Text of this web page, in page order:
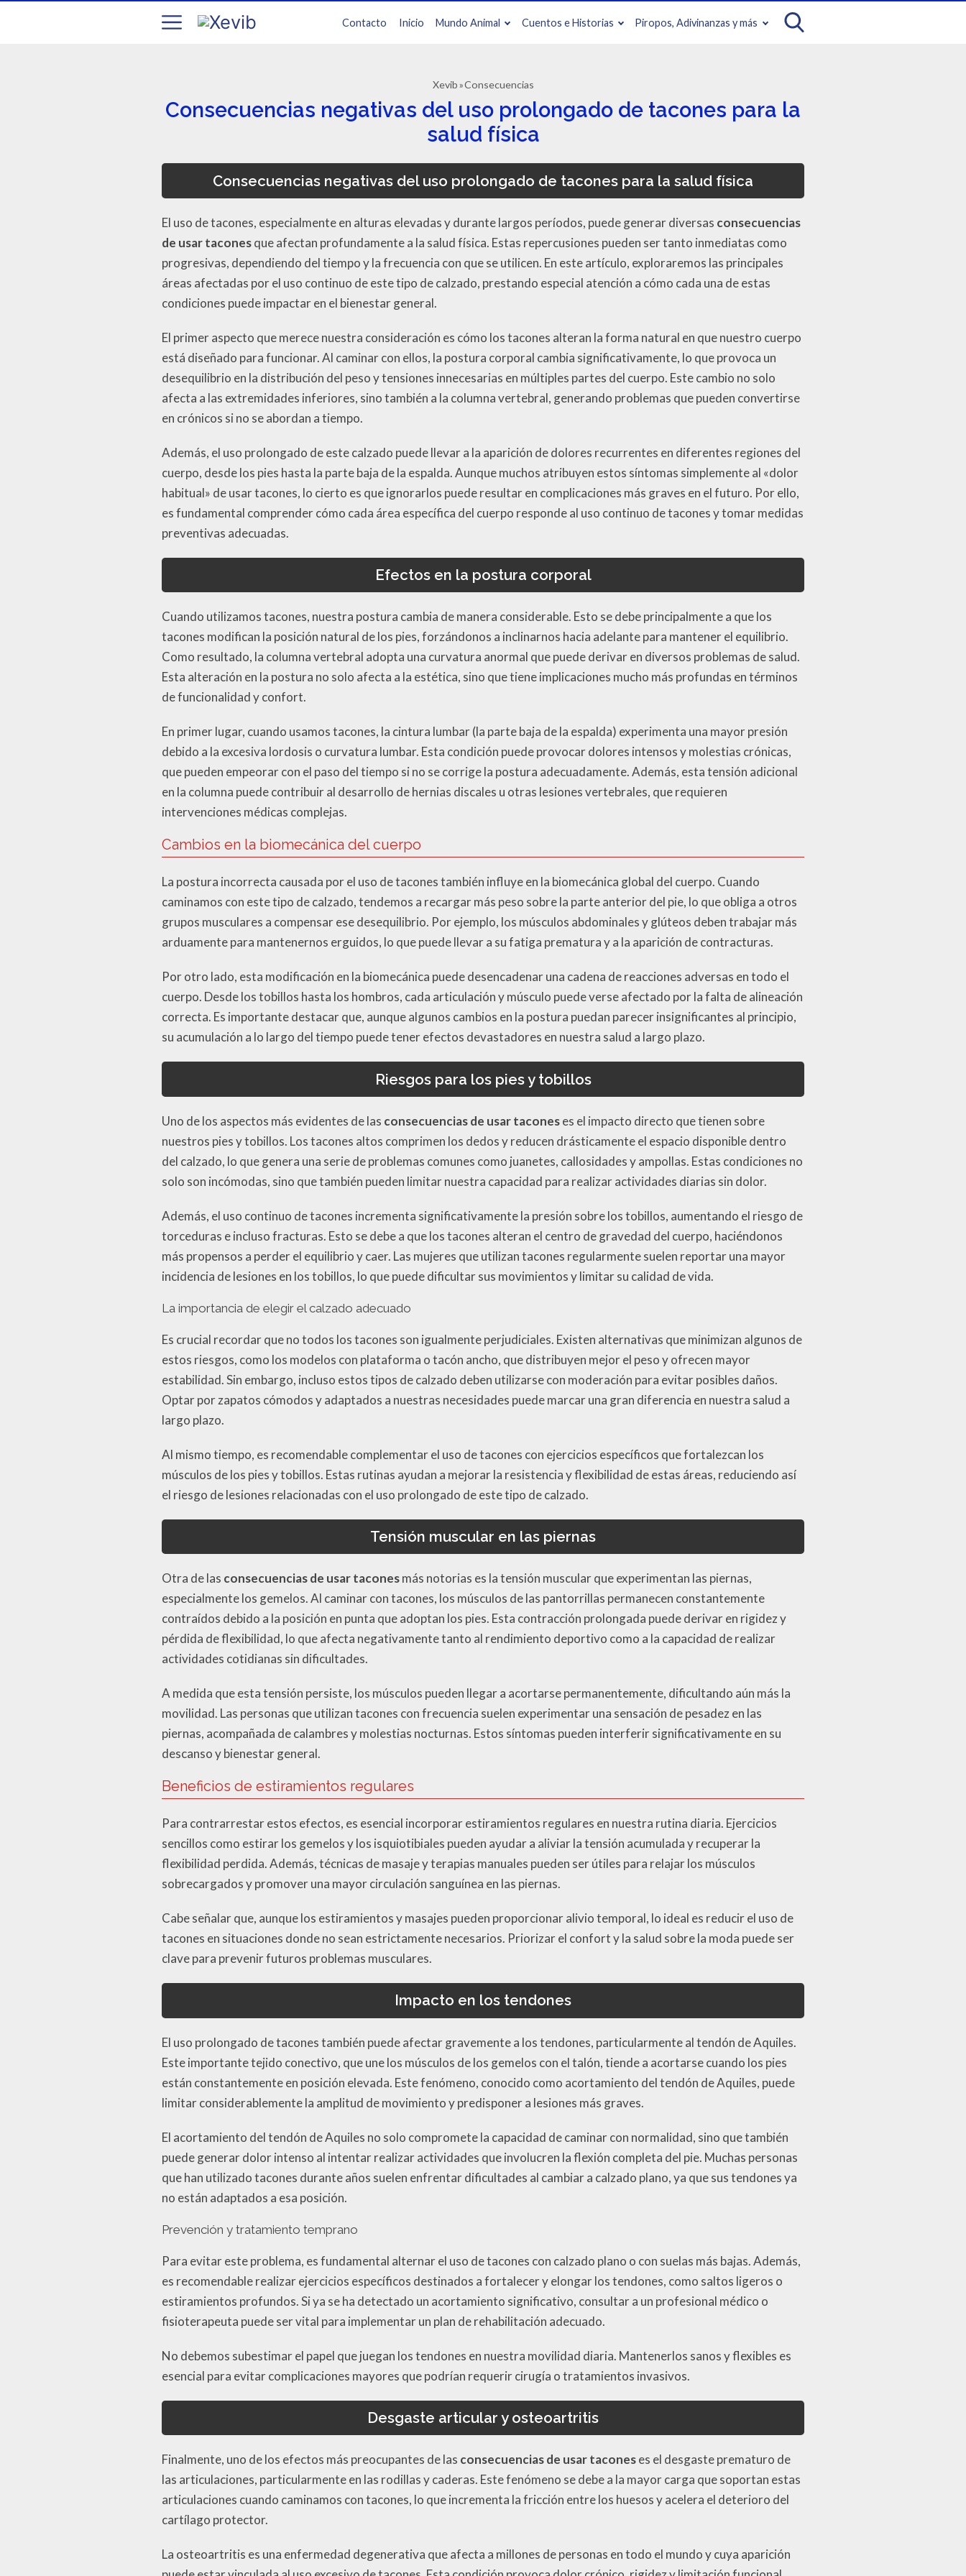
Contacto Inicio Mundo Animal Cuentos e Historias Piropos, Adivinanzas y más
Xevib Consecuencias
Consecuencias negativas del uso prolongado de tacones para la
salud física
Consecuencias negativas del uso prolongado de tacones para la salud física
El uso de tacones, especialmente en alturas elevadas y durante largos períodos, puede generar diversas consecuencias
de usar taconesque afectan profundamente a la salud física. Estas repercusiones pueden ser tanto inmediatas como
progresivas, dependiendo del tiempo y la frecuencia con que se utilicen. En este artículo, exploraremos las principales
áreas afectadas por el uso continuo de este tipo de calzado, prestando especial atención a cómo cada una de estas
condiciones puede impactar en el bienestar general.
El primer aspecto que merece nuestra consideración es cómo los tacones alteran la forma natural en que nuestro cuerpo
está diseñado para funcionar. Al caminar con ellos, la postura corporal cambia significativamente, lo que provoca un
desequilibrio en la distribución del peso y tensiones innecesarias en múltiples partes del cuerpo. Este cambio no solo
afecta a las extremidades inferiores, sino también a la columna vertebral, generando problemas que pueden convertirse
en crónicos si no se abordan a tiempo.
Además, el uso prolongado de este calzado puede llevar a la aparición de dolores recurrentes en diferentes regiones del
cuerpo, desde los pies hasta la parte baja de la espalda. Aunque muchos atribuyen estos síntomas simplemente al «dolor
habitual» de usar tacones, lo cierto es que ignorarlos puede resultar en complicaciones más graves en el futuro. Por ello,
es fundamental comprender cómo cada área específica del cuerpo responde al uso continuo de tacones y tomar medidas
preventivas adecuadas.
Efectos en la postura corporal
Cuando utilizamos tacones, nuestra postura cambia de manera considerable. Esto se debe principalmente a que los
tacones modifican la posición natural de los pies, forzándonos a inclinarnos hacia adelante para mantener el equilibrio.
Como resultado, la columna vertebral adopta una curvatura anormal que puede derivar en diversos problemas de salud.
Esta alteración en la postura no solo afecta a la estética, sino que tiene implicaciones mucho más profundas en términos
de funcionalidad y confort.
En primer lugar, cuando usamos tacones, la cintura lumbar (la parte baja de la espalda) experimenta una mayor presión
debido a la excesiva lordosis o curvatura lumbar. Esta condición puede provocar dolores intensos y molestias crónicas,
que pueden empeorar con el paso del tiempo si no se corrige la postura adecuadamente. Además, esta tensión adicional
en la columna puede contribuir al desarrollo de hernias discales u otras lesiones vertebrales, que requieren
intervenciones médicas complejas.
Cambios en la biomecánica del cuerpo
La postura incorrecta causada por el uso de tacones también influye en la biomecánica global del cuerpo. Cuando
caminamos con este tipo de calzado, tendemos a recargar más peso sobre la parte anterior del pie, lo que obliga a otros
grupos musculares a compensar ese desequilibrio. Por ejemplo, los músculos abdominales y glúteos deben trabajar más
arduamente para mantenernos erguidos, lo que puede llevar a su fatiga prematura y a la aparición de contracturas.
Por otro lado, esta modificación en la biomecánica puede desencadenar una cadena de reacciones adversas en todo el
cuerpo. Desde los tobillos hasta los hombros, cada articulación y músculo puede verse afectado por la falta de alineación
correcta. Es importante destacar que, aunque algunos cambios en la postura puedan parecer insignificantes al principio,
su acumulación a lo largo del tiempo puede tener efectos devastadores en nuestra salud a largo plazo.
Riesgos para los pies y tobillos
Uno de los aspectos más evidentes de las consecuencias de usar taconeses el impacto directo que tienen sobre
nuestros pies y tobillos. Los tacones altos comprimen los dedos y reducen drásticamente el espacio disponible dentro
del calzado, lo que genera una serie de problemas comunes como juanetes, callosidades y ampollas. Estas condiciones no
solo son incómodas, sino que también pueden limitar nuestra capacidad para realizar actividades diarias sin dolor.
Además, el uso continuo de tacones incrementa significativamente la presión sobre los tobillos, aumentando el riesgo de
torceduras e incluso fracturas. Esto se debe a que los tacones alteran el centro de gravedad del cuerpo, haciéndonos
más propensos a perder el equilibrio y caer. Las mujeres que utilizan tacones regularmente suelen reportar una mayor
incidencia de lesiones en los tobillos, lo que puede dificultar sus movimientos y limitar su calidad de vida.
La importancia de elegir el calzado adecuado
Es crucial recordar que no todos los tacones son igualmente perjudiciales. Existen alternativas que minimizan algunos de
estos riesgos, como los modelos con plataforma o tacón ancho, que distribuyen mejor el peso y ofrecen mayor
estabilidad. Sin embargo, incluso estos tipos de calzado deben utilizarse con moderación para evitar posibles daños.
Optar por zapatos cómodos y adaptados a nuestras necesidades puede marcar una gran diferencia en nuestra salud a
largo plazo.
Al mismo tiempo, es recomendable complementar el uso de tacones con ejercicios específicos que fortalezcan los
músculos de los pies y tobillos. Estas rutinas ayudan a mejorar la resistencia y flexibilidad de estas áreas, reduciendo así
el riesgo de lesiones relacionadas con el uso prolongado de este tipo de calzado.
Tensión muscular en las piernas
Otra de las consecuencias de usar taconesmás notorias es la tensión muscular que experimentan las piernas,
especialmente los gemelos. Al caminar con tacones, los músculos de las pantorrillas permanecen constantemente
contraídos debido a la posición en punta que adoptan los pies. Esta contracción prolongada puede derivar en rigidez y
pérdida de flexibilidad, lo que afecta negativamente tanto al rendimiento deportivo como a la capacidad de realizar
actividades cotidianas sin dificultades.
A medida que esta tensión persiste, los músculos pueden llegar a acortarse permanentemente, dificultando aún más la
movilidad. Las personas que utilizan tacones con frecuencia suelen experimentar una sensación de pesadez en las
piernas, acompañada de calambres y molestias nocturnas. Estos síntomas pueden interferir significativamente en su
descanso y bienestar general.
Beneficios de estiramientos regulares
Para contrarrestar estos efectos, es esencial incorporar estiramientos regulares en nuestra rutina diaria. Ejercicios
sencillos como estirar los gemelos y los isquiotibiales pueden ayudar a aliviar la tensión acumulada y recuperar la
flexibilidad perdida. Además, técnicas de masaje y terapias manuales pueden ser útiles para relajar los músculos
sobrecargados y promover una mayor circulación sanguínea en las piernas.
Cabe señalar que, aunque los estiramientos y masajes pueden proporcionar alivio temporal, lo ideal es reducir el uso de
tacones en situaciones donde no sean estrictamente necesarios. Priorizar el confort y la salud sobre la moda puede ser
clave para prevenir futuros problemas musculares.
Impacto en los tendones
El uso prolongado de tacones también puede afectar gravemente a los tendones, particularmente al tendón de Aquiles.
Este importante tejido conectivo, que une los músculos de los gemelos con el talón, tiende a acortarse cuando los pies
están constantemente en posición elevada. Este fenómeno, conocido como acortamiento del tendón de Aquiles, puede
limitar considerablemente la amplitud de movimiento y predisponer a lesiones más graves.
El acortamiento del tendón de Aquiles no solo compromete la capacidad de caminar con normalidad, sino que también
puede generar dolor intenso al intentar realizar actividades que involucren la flexión completa del pie. Muchas personas
que han utilizado tacones durante años suelen enfrentar dificultades al cambiar a calzado plano, ya que sus tendones ya
no están adaptados a esa posición.
Prevención y tratamiento temprano
Para evitar este problema, es fundamental alternar el uso de tacones con calzado plano o con suelas más bajas. Además,
es recomendable realizar ejercicios específicos destinados a fortalecer y elongar los tendones, como saltos ligeros o
estiramientos profundos. Si ya se ha detectado un acortamiento significativo, consultar a un profesional médico o
fisioterapeuta puede ser vital para implementar un plan de rehabilitación adecuado.
No debemos subestimar el papel que juegan los tendones en nuestra movilidad diaria. Mantenerlos sanos y flexibles es
esencial para evitar complicaciones mayores que podrían requerir cirugía o tratamientos invasivos.
Desgaste articular y osteoartritis
Finalmente, uno de los efectos más preocupantes de las consecuencias de usar taconeses el desgaste prematuro de
las articulaciones, particularmente en las rodillas y caderas. Este fenómeno se debe a la mayor carga que soportan estas
articulaciones cuando caminamos con tacones, lo que incrementa la fricción entre los huesos y acelera el deterioro del
cartílago protector.
La osteoartritis es una enfermedad degenerativa que afecta a millones de personas en todo el mundo y cuya aparición